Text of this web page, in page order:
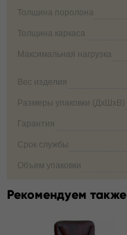
Толщина поролона
Толщина каркаса
Максимальная нагрузка
Вес изделия
Размеры упаковки (ДxШxВ)
Гарантия
Срок службы
Объем упаковки
Рекомендуем также